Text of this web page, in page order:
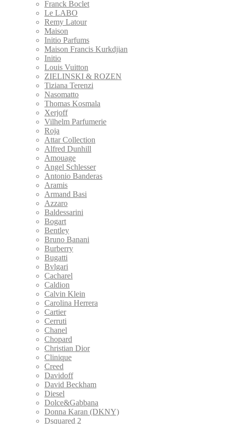
Franck Boclet
Le LABO
Remy Latour
Maison
Initio Parfums
Maison Francis Kurkdjian
Initio
Louis Vuitton
ZIELINSKI & ROZEN
Tiziana Terenzi
Nasomatto
Thomas Kosmala
Xerjoff
Vilhelm Parfumerie
Roja
Attar Collection
Alfred Dunhill
Amouage
Angel Schlesser
Antonio Banderas
Aramis
Armand Basi
Azzaro
Baldessarini
Bogart
Bentley
Bruno Banani
Burberry
Bugatti
Bvlgari
Cacharel
Caldion
Calvin Klein
Carolina Herrera
Cartier
Cerruti
Chanel
Chopard
Christian Dior
Clinique
Creed
Davidoff
David Beckham
Diesel
Dolce&Gabbana
Donna Karan (DKNY)
Dsquared 2